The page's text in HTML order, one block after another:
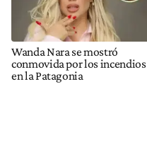
Wanda Nara se mostró
conmovida por los incendios
en la Patagonia